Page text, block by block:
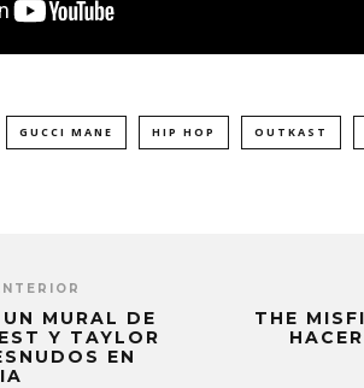
GUCCI MANE HIP HOP OUTKAST
MURAL DE
Y TAYLOR
EN
THE